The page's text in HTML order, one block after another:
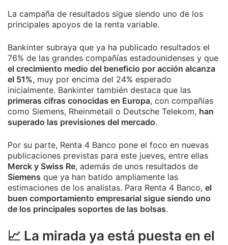
La campaña de resultados sigue siendo uno de los
principales apoyos de la renta variable.
Bankinter subraya que ya ha publicado resultados el
76% de las grandes compañías estadounidenses y que
el crecimiento medio del beneficio por acción alcanza
el 51%, muy por encima del 24% esperado
inicialmente. Bankinter también destaca que las
primeras cifras conocidas en Europa, con compañías
como Siemens, Rheinmetall o Deutsche Telekom, han
superado las previsiones del mercado.
Por su parte, Renta 4 Banco pone el foco en nuevas
publicaciones previstas para este jueves, entre ellas
Merck y Swiss Re, además de unos resultados de
Siemens que ya han batido ampliamente las
estimaciones de los analistas. Para Renta 4 Banco, el
buen comportamiento empresarial sigue siendo uno
de los principales soportes de las bolsas.
📈 La mirada ya está puesta en el